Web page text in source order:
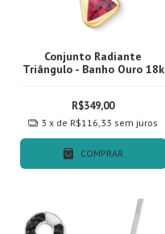
Conjunto Radiante
Triângulo - Banho Ouro 18k
R$349,00
3 x de R$116,33 sem juros
COMPRAR